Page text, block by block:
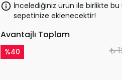
İncelediğiniz ürün ile birlikte
sepetinize eklenecektir!
Avantajlı Toplam
%40 ₺